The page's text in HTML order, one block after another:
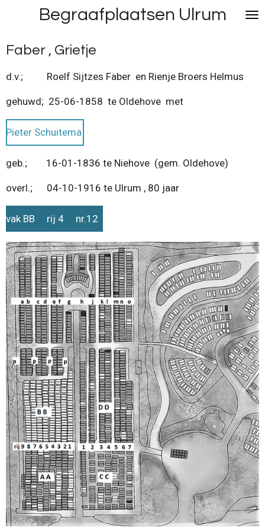
naar
de
hoofdinhoud
Begraafplaatsen Ulrum
Faber , Grietje
d.v.; Roelf Sijtzes Faber en Rienje Broers Helmus
gehuwd; 25-06-1858 te Oldehove met
Pieter Schuitema
geb.; 16-01-1836 te Niehove (gem. Oldehove)
overl.; 04-10-1916 te Ulrum , 80 jaar
vak BB rij 4 nr.12